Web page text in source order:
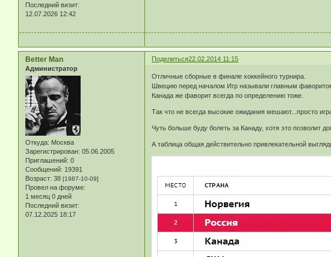
Последний визит:
12.07.2026 12:42
Поделиться22.02.2014 11:15
Better Man
Администратор
Откуда: Москва
Зарегистрирован: 05.06.2005
Приглашений: 0
Сообщений: 19391
Возраст: 38 [1987-10-09]
Провел на форуме:
1 месяц 0 дней
Последний визит:
07.12.2025 18:17
Отличные сборные в финале хоккейного турнира.
Швецию перед началом Игр называли главным
Канада же фаворит всегда по определению тоже.
Так что не всегда высокие ожидания мешают...просто
Чуть больше буду болеть за Канаду, хотя это позволит
А таблица общая действительно привлекательной